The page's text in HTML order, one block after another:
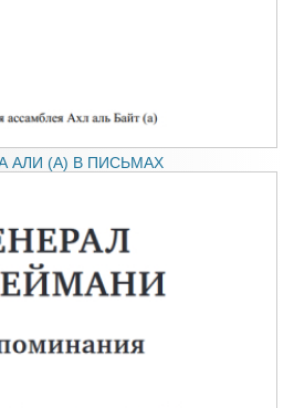
АЛИ (А) В ПИСЬМАХ